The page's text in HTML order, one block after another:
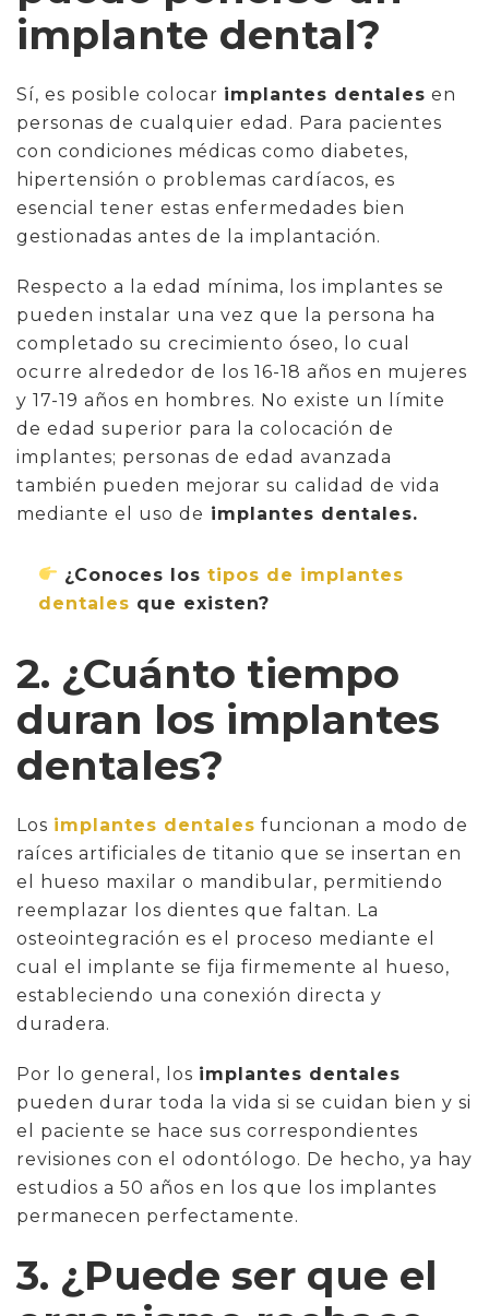
implante dental?
Sí, es posible colocar implantes dentales en
personas de cualquier edad. Para pacientes
con condiciones médicas como diabetes,
hipertensión o problemas cardíacos, es
esencial tener estas enfermedades bien
gestionadas antes de la implantación.
Respecto a la edad mínima, los implantes se
pueden instalar una vez que la persona ha
completado su crecimiento óseo, lo cual
ocurre alrededor de los 16-18 años en mujeres
y 17-19 años en hombres. No existe un límite
de edad superior para la colocación de
implantes; personas de edad avanzada
también pueden mejorar su calidad de vida
mediante el uso de implantes dentales.
¿Conoces lostipos de implantes
dentales que existen?
2. ¿Cuánto tiempo
duran los implantes
dentales?
Los implantes dentales funcionan a modo de
raíces artificiales de titanio que se insertan en
el hueso maxilar o mandibular, permitiendo
reemplazar los dientes que faltan. La
osteointegración es el proceso mediante el
cual el implante se fija firmemente al hueso,
estableciendo una conexión directa y
duradera.
Por lo general, los implantes dentales
pueden durar toda la vida si se cuidan bien y si
el paciente se hace sus correspondientes
revisiones con el odontólogo. De hecho, ya hay
estudios a 50 años en los que los implantes
permanecen perfectamente.
3. ¿Puede ser que el